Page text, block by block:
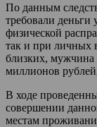
По данным
требовали деньги
физической
так и при личных
близких, мужчина
миллионов
В ходе
совершении
местам